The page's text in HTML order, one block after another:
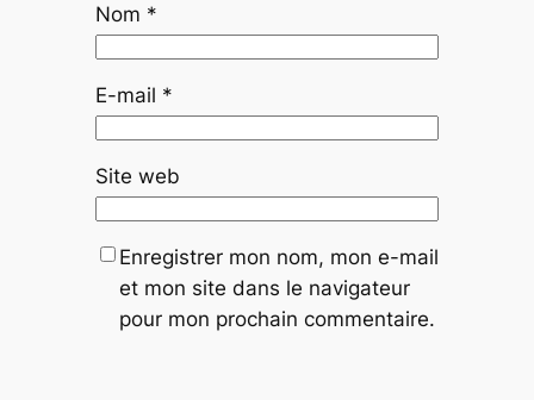
Nom *
E-mail *
Site web
Enregistrer mon nom, mon e-mail
et mon site dans le navigateur
pour mon prochain commentaire.